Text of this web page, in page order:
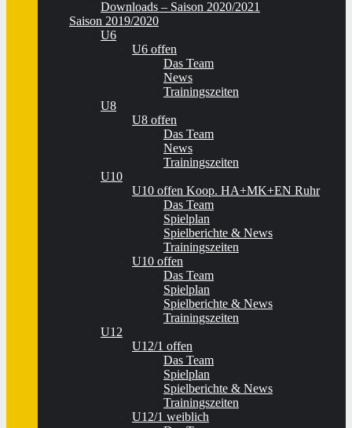
Downloads – Saison 2020/2021
Saison 2019/2020
U6
U6 offen
Das Team
News
Trainingszeiten
U8
U8 offen
Das Team
News
Trainingszeiten
U10
U10 offen Koop. HA+MK+EN Ruhr
Das Team
Spielplan
Spielberichte & News
Trainingszeiten
U10 offen
Das Team
Spielplan
Spielberichte & News
Trainingszeiten
U12
U12/1 offen
Das Team
Spielplan
Spielberichte & News
Trainingszeiten
U12/1 weiblich